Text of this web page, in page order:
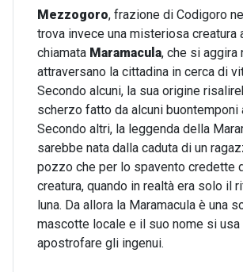
Mezzogoro, frazione di Codigoro
trova invece una misteriosa creatura
chiamata Maramacula, che si aggira
attraversano la cittadina in cerca di
Secondo alcuni, la sua origine
scherzo fatto da alcuni buontemponi
Secondo altri, la leggenda della
sarebbe nata dalla caduta di un
pozzo che per lo spavento credette
creatura, quando in realtà era solo il
luna. Da allora la Maramacula è una
mascotte locale e il suo nome si usa
apostrofare gli ingenui.